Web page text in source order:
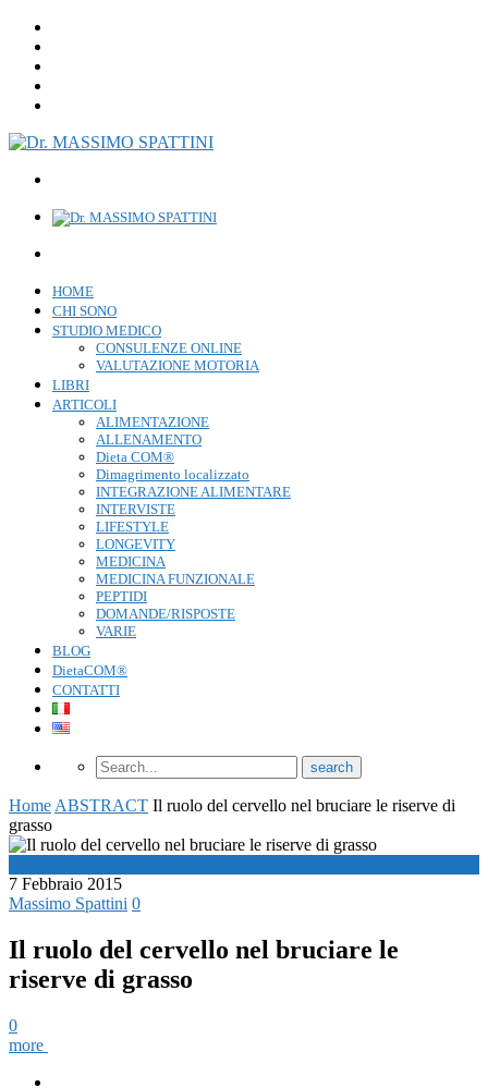
HOME
CHI SONO
STUDIO MEDICO
CONSULENZE ONLINE
VALUTAZIONE MOTORIA
LIBRI
ARTICOLI
ALIMENTAZIONE
ALLENAMENTO
Dieta COM®
Dimagrimento localizzato
INTEGRAZIONE ALIMENTARE
INTERVISTE
LIFESTYLE
LONGEVITY
MEDICINA
MEDICINA FUNZIONALE
PEPTIDI
DOMANDE/RISPOSTE
VARIE
BLOG
DietaCOM®
CONTATTI
Home ABSTRACT Il ruolo del cervello nel bruciare le riserve di
grasso
7 Febbraio 2015
Massimo Spattini 0
Il ruolo del cervello nel bruciare le
riserve di grasso
0
more